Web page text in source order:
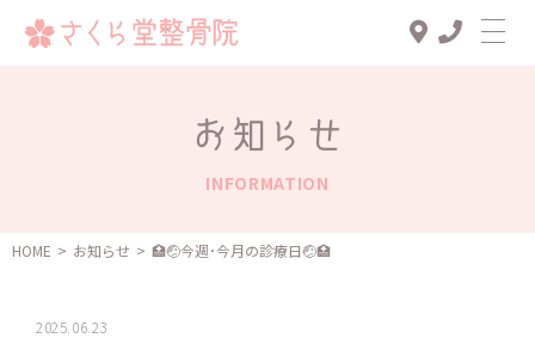
診療メニュー
スタッフ一覧
お知らせ
INFORMATION
HOME > お知らせ > 🏥🤕今週･今月の診療日🤕🏥
2025.06.23